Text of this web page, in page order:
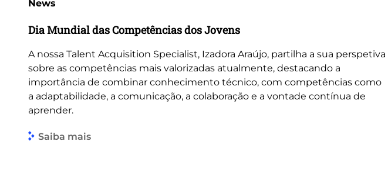
News
Dia Mundial das Competências dos Jovens
A nossa Talent Acquisition Specialist, Izadora Araújo, partilha a sua perspetiva
sobre as competências mais valorizadas atualmente, destacando a
importância de combinar conhecimento técnico, com competências como
a adaptabilidade, a comunicação, a colaboração e a vontade contínua de
aprender.
Saiba mais